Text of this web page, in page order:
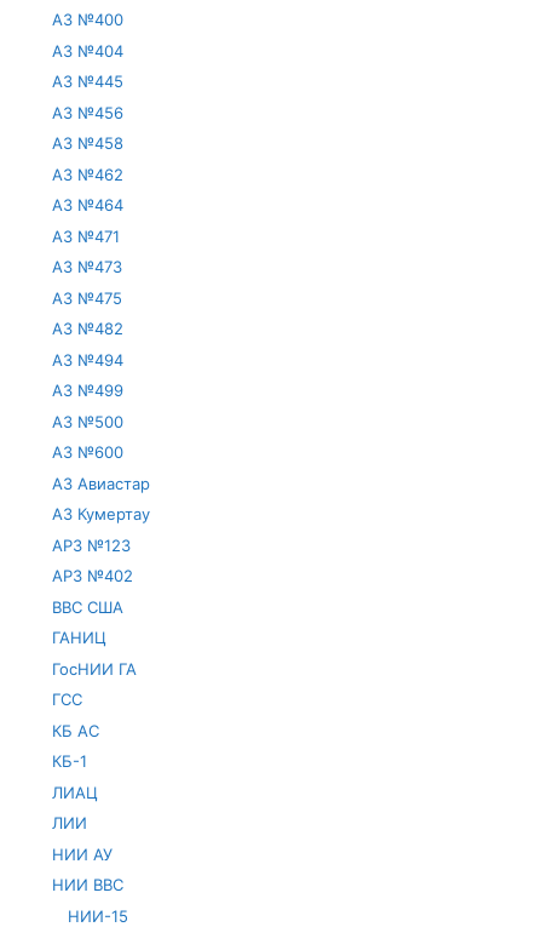
АЗ №400
АЗ №404
АЗ №445
АЗ №456
АЗ №458
АЗ №462
АЗ №464
АЗ №471
АЗ №473
АЗ №475
АЗ №482
АЗ №494
АЗ №499
АЗ №500
АЗ №600
АЗ Авиастар
АЗ Кумертау
АРЗ №123
АРЗ №402
ВВС США
ГАНИЦ
ГосНИИ ГА
ГСС
КБ АС
КБ-1
ЛИАЦ
ЛИИ
НИИ АУ
НИИ ВВС
НИИ-15